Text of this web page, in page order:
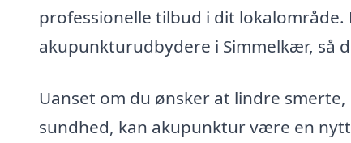
professionelle tilbud i dit
akupunkturudbydere i Simmelkær, så
Uanset om du ønsker at lindre
sundhed, kan akupunktur være en